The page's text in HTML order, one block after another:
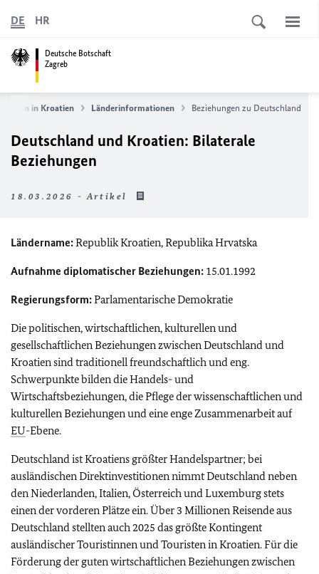
Deutsche Botschaft
Zagreb
DE HR
in Kroatien Länderinformationen Beziehungen zu Deutschland
Deutschland und Kroatien: Bilaterale
Beziehungen
18.03.2026 - Artikel
Ländername:Republik Kroatien, Republika Hrvatska
Aufnahme diplomatischer Beziehungen: 15.01.1992
Regierungsform:Parlamentarische Demokratie
Die politischen, wirtschaftlichen, kulturellen und
gesellschaftlichen Beziehungen zwischen Deutschland und
Kroatien sind traditionell freundschaftlich und eng.
Schwerpunkte bilden die Handels- und
Wirtschaftsbeziehungen, die Pflege der wissenschaftlichen und
kulturellen Beziehungen und eine enge Zusammenarbeit auf
EU-Ebene.
Deutschland ist Kroatiens größter Handelspartner; bei
ausländischen Direktinvestitionen nimmt Deutschland neben
den Niederlanden, Italien, Österreich und Luxemburg stets
einen der vorderen Plätze ein. Über 3 Millionen Reisende aus
Deutschland stellten auch 2025 das größte Kontingent
ausländischer Touristinnen und Touristen in Kroatien. Für die
Förderung der guten wirtschaftlichen Beziehungen zwischen